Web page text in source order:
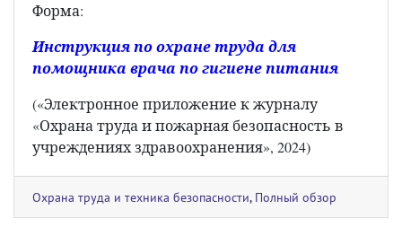
Форма:
Инструкция по охране труда для
помощника врача по гигиене питания
(«Электронное приложение к журналу
«Охрана труда и пожарная безопасность в
учреждениях здравоохранения», 2024)
Охрана труда и техника безопасности, Полный обзор